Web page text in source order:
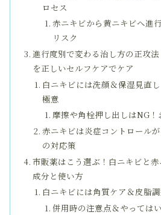
ロセス
赤ニキビから黄ニキビへ進
リスク
進行度別で変わる治し方の正攻
を正しいセルフケアでケア
白ニキビには洗顔＆保湿見直
極意
摩擦や角栓押し出しはNG
赤ニキビは炎症コントロール
の対応策
市販薬はこう選ぶ！白ニキビと
成分と使い方
白ニキビには角質ケア＆皮脂
併用時の注意点＆やっては